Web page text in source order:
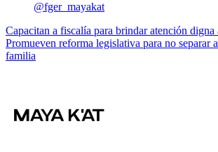
@fger_mayakat
Navegación
de
Capacitan a fiscalía para brindar atención digna
Promueven reforma legislativa para no separar
familia